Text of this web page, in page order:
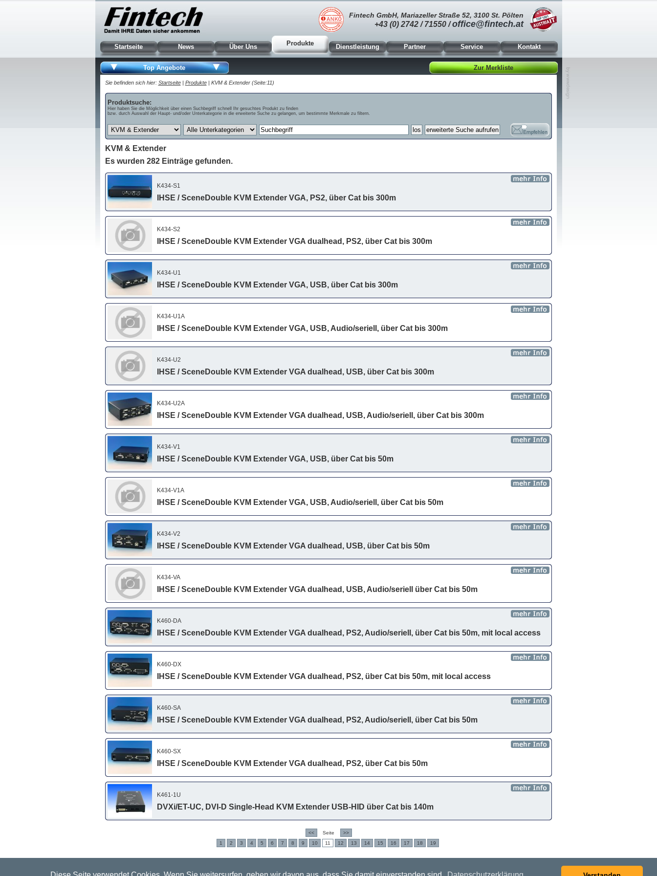
Fintech GmbH, Mariazeller Straße 52, 3100 St. Pölten
+43 (0) 2742 / 71550 /office@fintech.at
Startseite News Über Uns Produkte Dienstleistung Partner Service Kontakt
Top Angebote Zur Merkliste
Sie befinden sich hier: Startseite| Produkte| KVM & Extender (Seite:11)
Produktsuche:
Hier haben Sie die Möglichkeit über einen Suchbegriff schnell Ihr gesuchtes Produkt zu finden
bzw. durch Auswahl der Haupt- und/oder Unterkategorie in die erweiterte Suche zu gelangen, um bestimmte Merkmale zu filtern.
KVM & Extender
Es wurden 282 Einträge gefunden.
K434-S1
IHSE / SceneDouble KVM Extender VGA, PS2, über Cat bis 300m
K434-S2
IHSE / SceneDouble KVM Extender VGA dualhead, PS2, über Cat bis 300m
K434-U1
IHSE / SceneDouble KVM Extender VGA, USB, über Cat bis 300m
K434-U1A
IHSE / SceneDouble KVM Extender VGA, USB, Audio/seriell, über Cat bis 300m
K434-U2
IHSE / SceneDouble KVM Extender VGA dualhead, USB, über Cat bis 300m
K434-U2A
IHSE / SceneDouble KVM Extender VGA dualhead, USB, Audio/seriell, über Cat bis 300m
K434-V1
IHSE / SceneDouble KVM Extender VGA, USB, über Cat bis 50m
K434-V1A
IHSE / SceneDouble KVM Extender VGA, USB, Audio/seriell, über Cat bis 50m
K434-V2
IHSE / SceneDouble KVM Extender VGA dualhead, USB, über Cat bis 50m
K434-VA
IHSE / SceneDouble KVM Extender VGA dualhead, USB, Audio/seriell über Cat bis 50m
K460-DA
IHSE / SceneDouble KVM Extender VGA dualhead, PS2, Audio/seriell, über Cat bis 50m, mit local access
K460-DX
IHSE / SceneDouble KVM Extender VGA dualhead, PS2, über Cat bis 50m, mit local access
K460-SA
IHSE / SceneDouble KVM Extender VGA dualhead, PS2, Audio/seriell, über Cat bis 50m
K460-SX
IHSE / SceneDouble KVM Extender VGA dualhead, PS2, über Cat bis 50m
K461-1U
DVXi/ET-UC, DVI-D Single-Head KVM Extender USB-HID über Cat bis 140m
<< Seite
>>
1
2 3 4 5 6 7 8 9 10 11 12 13 14 15 16 17 18 19